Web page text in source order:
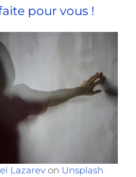
pour vous !
Lazarevon Unsplash